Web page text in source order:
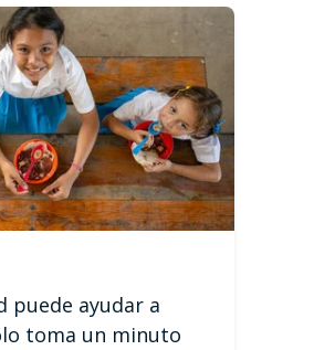
puede ayudar a
toma un minuto